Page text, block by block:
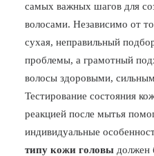
самых важных шагов для
волосами. Независимо от
сухая, неправильный
проблемы, а грамотный
волосы здоровыми,
Тестирование состояния
реакцией после мытья
индивидуальные
типу кожи головы должен